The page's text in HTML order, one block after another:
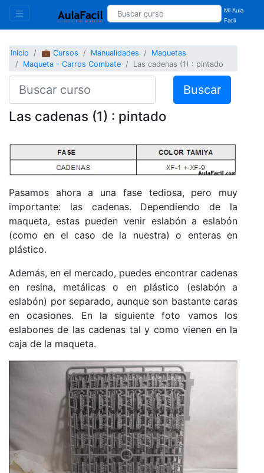
Mi Aula
Facil
Inicio 💼 Cursos Manualidades
Maquetas
Maqueta - Carros Combate
Las cadenas (1) : pintado
Buscar
Las cadenas (1) : pintado
Pasamos ahora a una fase tediosa, pero muy
importante: las cadenas. Dependiendo de la
maqueta, estas pueden venir eslabón a eslabón
(como en el caso de la nuestra) o enteras en
plástico.
Además, en el mercado, puedes encontrar cadenas
en resina, metálicas o en plástico (eslabón a
eslabón) por separado, aunque son bastante caras
en ocasiones. En la siguiente foto vamos los
eslabones de las cadenas tal y como vienen en la
caja de la maqueta.